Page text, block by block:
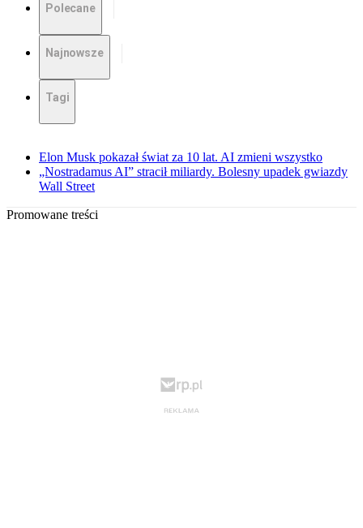
Polecane
Najnowsze
Tagi
Elon Musk pokazał świat za 10 lat. AI zmieni wszystko
„Nostradamus AI” stracił miliardy. Bolesny upadek gwiazdy
Wall Street
Promowane treści